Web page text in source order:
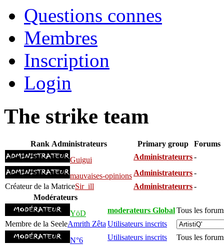
Questions connes
Membres
Inscription
Login
The strike team
Rank Administrateurs Primary group
Forums
Guigui
Administrateurrs-
mauvaises-opinions Administrateurrs-
Créateur de la MatriceSir_ill Administrateurrs-
Modérateurs
YöD
moderateurs GlobalTous les
Membre de la SeeleAmrith Zêta Utilisateurs inscrits
N°6
Utilisateurs inscrits Tous les